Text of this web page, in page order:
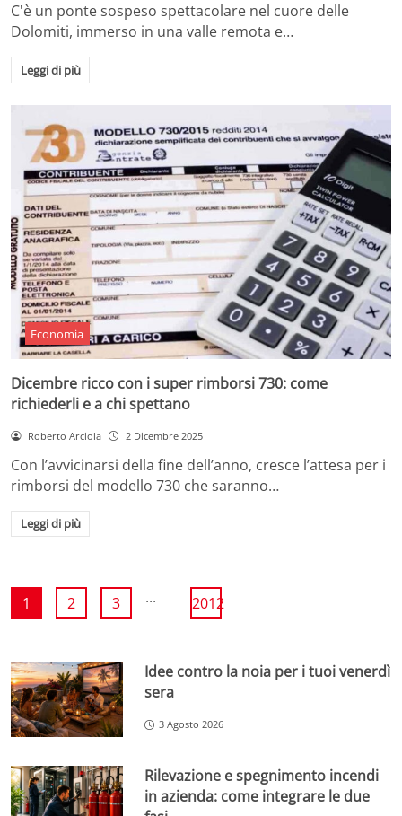
C'è un ponte sospeso spettacolare nel cuore delle
Dolomiti, immerso in una valle remota e…
Leggi di più
Economia
Dicembre ricco con i super rimborsi 730: come
richiederli e a chi spettano
Roberto Arciola 2 Dicembre 2025
Con l’avvicinarsi della fine dell’anno, cresce l’attesa per i
rimborsi del modello 730 che saranno…
Leggi di più
1 2 3 ... 2012
Idee contro la noia per i tuoi venerdì
sera
3 Agosto 2026
Rilevazione e spegnimento incendi
in azienda: come integrare le due